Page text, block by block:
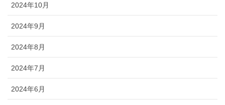
2024年10月
2024年9月
2024年8月
2024年7月
2024年6月